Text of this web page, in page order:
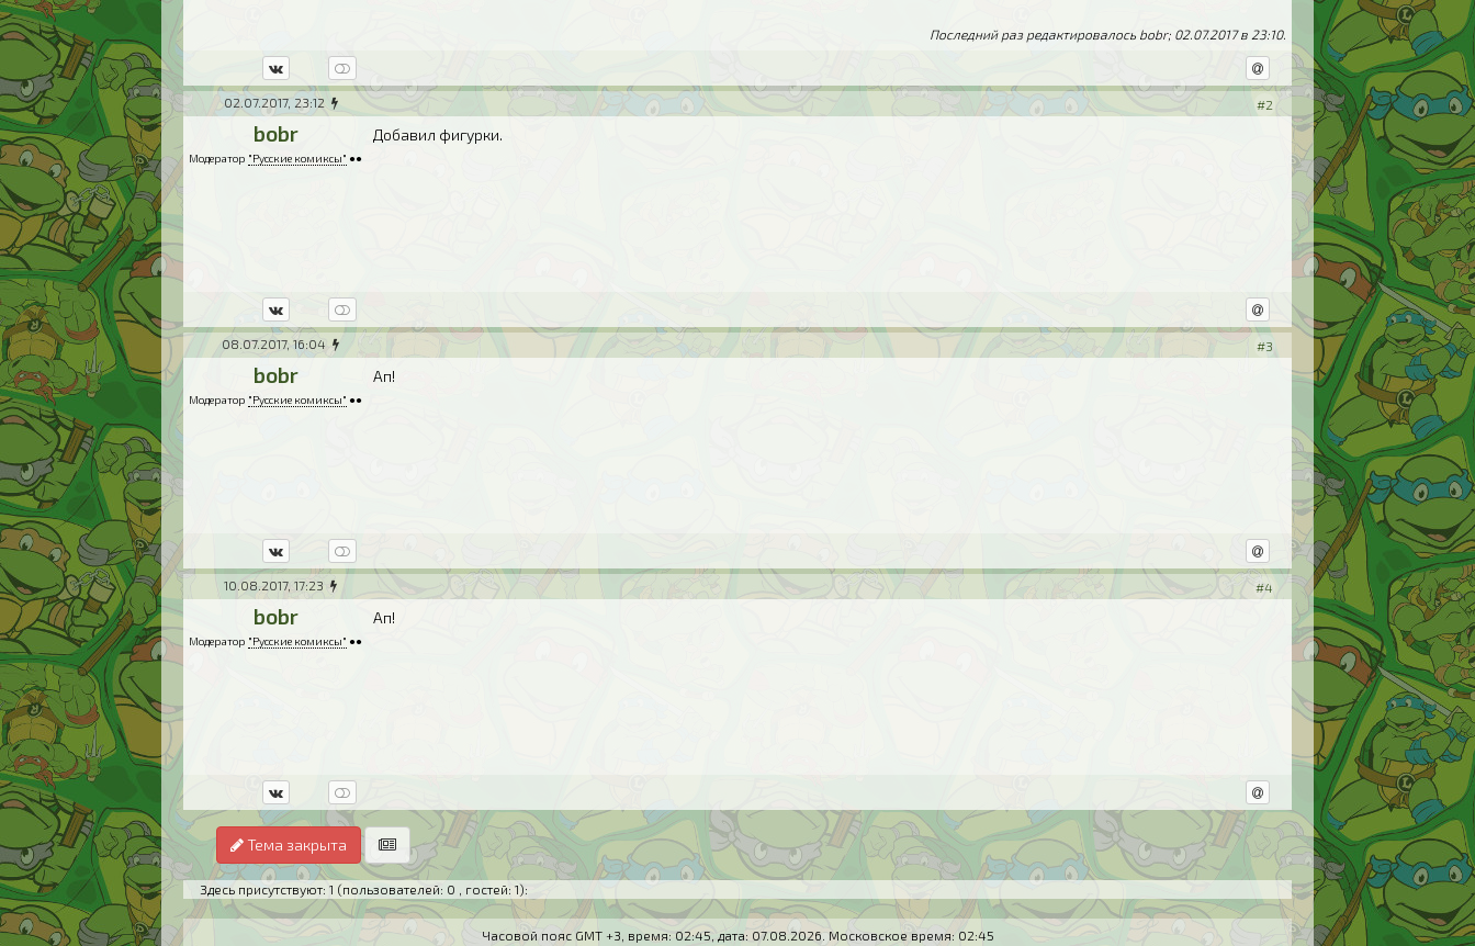
Последний раз редактировалось bobr; 02.07.2017 в 23:10.
02.07.2017, 23:12 #2
bobr
Модератор "Русские комиксы" ●●
Добавил фигурки.
08.07.2017, 16:04 #3
bobr
Модератор "Русские комиксы" ●●
Ап!
10.08.2017, 17:23 #4
bobr
Модератор "Русские комиксы" ●●
Ап!
Тема закрыта
Здесь присутствуют: 1 (пользователей: 0 , гостей: 1):
Часовой пояс GMT +3, время: 02:45, дата: 07.08.2026 . Московское время: 02:45